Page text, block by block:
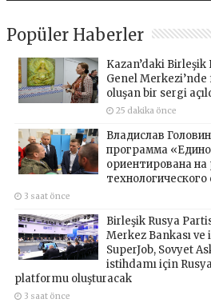
Popüler Haberler
Kazan’daki
Genel
oluşan bir sergi
25 dakika önce
Владислав
программа
ориентирована на
3 saat önce
Birleşik Rusya
Merkez Bankası
SuperJob, Sovyet
istihdamı için
platformu oluşturacak
3 saat önce